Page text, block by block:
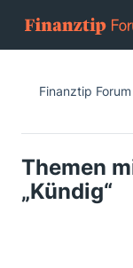
Finanztip Forum
Themen
„Kündig“